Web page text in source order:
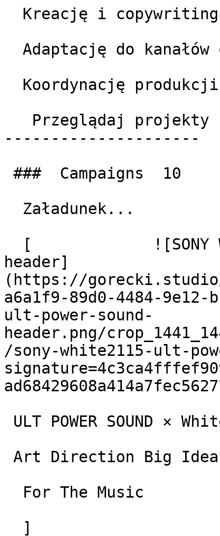
---------------------
header]
(https://
a6a1f9-89d0-4484-
ult-power-sound-
header.png/
/sony-white2115-ult-